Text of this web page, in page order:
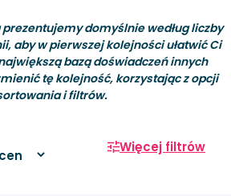
domyślnie według liczby
aby w pierwszej kolejności ułatwić Ci
bazą doświadczeń innych
tę kolejność, korzystając z opcji
i filtrów.
Więcej filtrów